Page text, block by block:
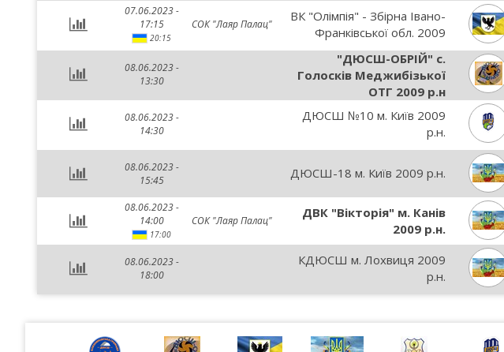
07.06.2023 -
17:15
20:15
СОК "Лаяр Палац"
ВК "Олімпія" - Збірна Івано-
Франківської обл. 2009
08.06.2023 -
13:30
"ДЮСШ-ОБРІЙ" с.
Голосків Меджибізької
ОТГ 2009 р.н
08.06.2023 -
14:30
ДЮСШ №10 м. Київ 2009
р.н.
08.06.2023 -
15:45
ДЮСШ-18 м. Київ 2009 р.н.
08.06.2023 -
14:00
17:00
СОК "Лаяр Палац"
ДВК "Вікторія" м. Канів
2009 р.н.
08.06.2023 -
18:00
КДЮСШ м. Лохвиця 2009
р.н.